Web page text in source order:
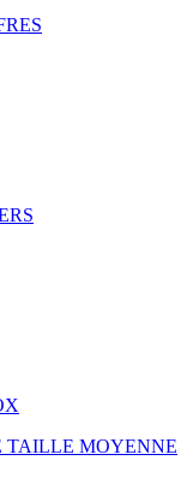
TAILLE MOYENNE